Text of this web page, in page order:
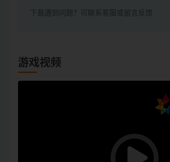
下载遇到问题？可联系客服或留言反馈
游戏视频